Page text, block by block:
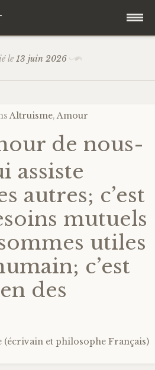
le 13 juin 2026
Altruisme,Amour
de nous-
assiste
autres; c’est
mutuels
utiles
c’est
des
(écrivain et philosophe Français)